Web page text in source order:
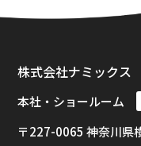
株式会社ナミックス
本社・ショールーム
〒227-0065 神奈川県